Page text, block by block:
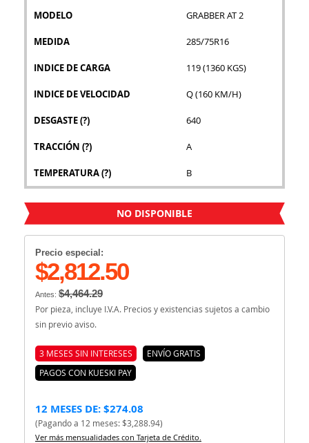
MODELO GRABBER AT 2
MEDIDA 285/75R16
INDICE DE CARGA 119 (1360 KGS)
INDICE DE VELOCIDAD Q (160 KM/H)
DESGASTE(?) 640
TRACCIÓN (?) A
TEMPERATURA(?) B
NO DISPONIBLE
Precio especial:
$2,812.50
Antes: $4,464.29
Por pieza, incluye I.V.A. Precios y existencias sujetos a cambio
sin previo aviso.
3 MESES SIN INTERESES
ENVÍO GRATIS
PAGOS CON KUESKI PAY
12 MESES DE: $274.08
(Pagando a 12 meses: $3,288.94)
Ver más mensualidades con Tarjeta de Crédito.
imágenes